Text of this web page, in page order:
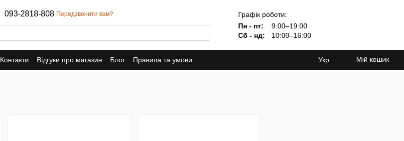
093-2818-808 Передзвонити вам?
Графік роботи:
Пн - пт:
9:00–19:00
Сб - нд:
10:00–16:00
Контакти Відгуки про магазин Блог Правила та умови Укр Мій кошик